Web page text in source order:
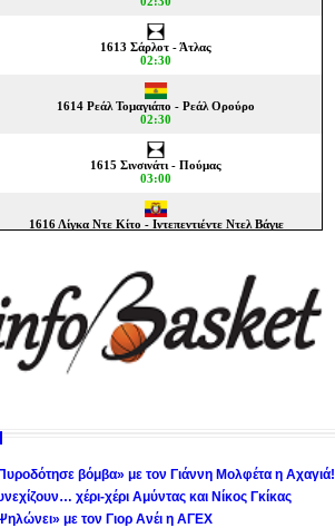
βόμβα» με τον Γιάννη Μολφέτα η Αχαγιά!
χέρι-χέρι Αμύντας και Νίκος Γκίκας
με τον Γιορ Ανέι η ΑΓΕΧ